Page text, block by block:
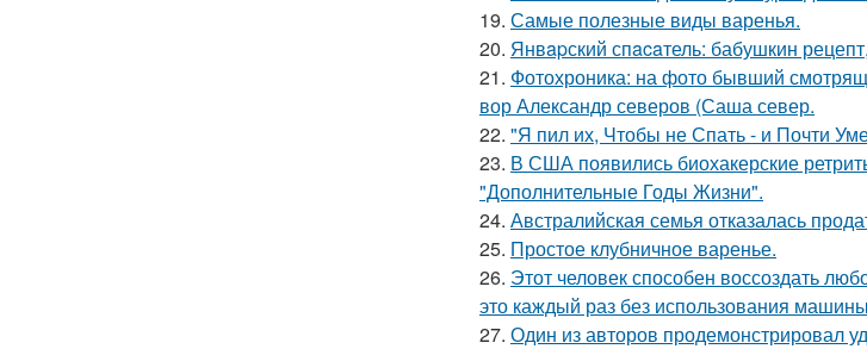
19. Самые полезные виды варенья.
20. Янвapский спacaтель: бабушкин
21. Фотохроника: на фото бывший
вор Александр северов (Саша север.
22. "Я пил их, Чтобы не Спать - и Почти
23. В США появились биохакерские
"Дополнительные Годы Жизни".
24. Австралийская семья отказалась
25. Простое клубничное варенье.
26. Этот человек способен воссоздать
это каждый раз без использования
27. Один из авторов продемонстрировал